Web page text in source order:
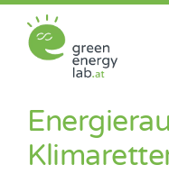
Inhalt
springen
Projekte